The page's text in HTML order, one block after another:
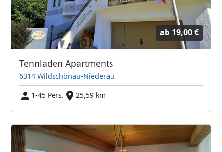
ab 19,00 €
Tennladen Apartments
6314 Wildschönau-Niederau
1-45 Pers.
25,59 km